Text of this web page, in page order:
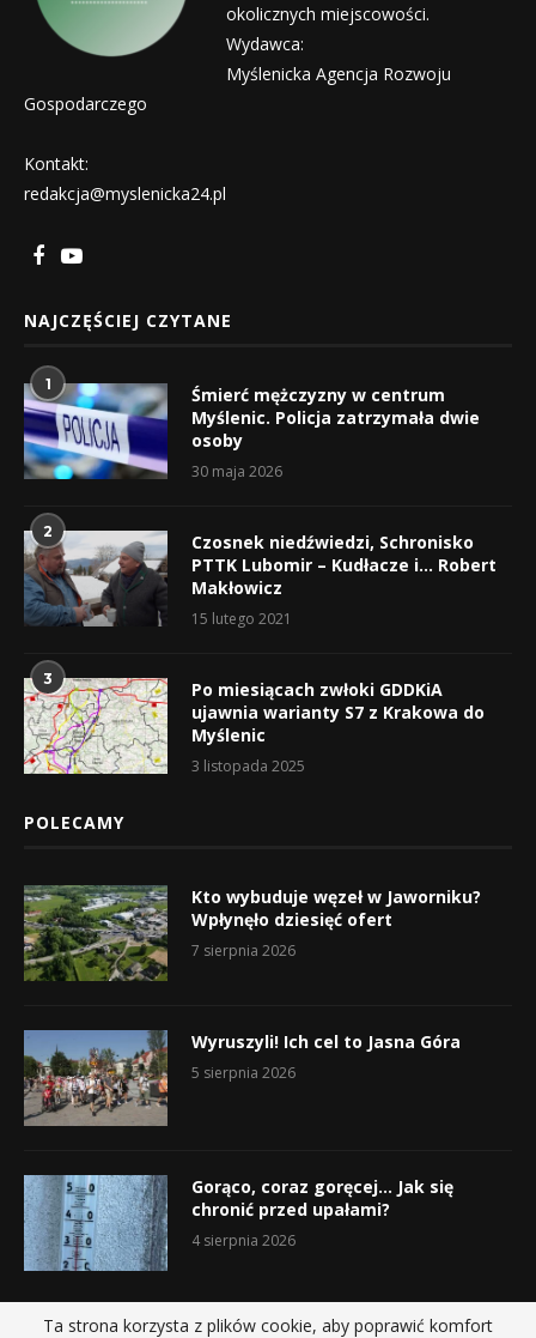
okolicznych miejscowości.
Wydawca:
Myślenicka Agencja Rozwoju
Gospodarczego
Kontakt:
redakcja@myslenicka24.pl
NAJCZĘŚCIEJ CZYTANE
1
Śmierć mężczyzny w centrum
Myślenic. Policja zatrzymała dwie
osoby
30 maja 2026
2
Czosnek niedźwiedzi, Schronisko
PTTK Lubomir – Kudłacze i… Robert
Makłowicz
15 lutego 2021
3
Po miesiącach zwłoki GDDKiA
ujawnia warianty S7 z Krakowa do
Myślenic
3 listopada 2025
POLECAMY
Kto wybuduje węzeł w Jaworniku?
Wpłynęło dziesięć ofert
7 sierpnia 2026
Wyruszyli! Ich cel to Jasna Góra
5 sierpnia 2026
Gorąco, coraz goręcej… Jak się
chronić przed upałami?
4 sierpnia 2026
Ta strona korzysta z plików cookie, aby poprawić komfort